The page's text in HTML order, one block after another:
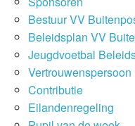
Bestuur VV
Beleidsplan VV
Jeugdvoetbal
Vertrouwenspersoon
Contributie
Eilandenregeling